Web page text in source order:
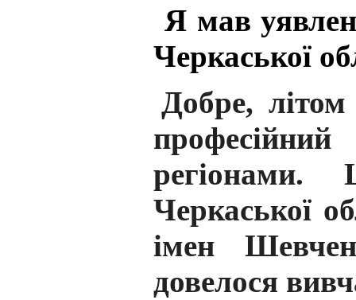
Я мав
Черкаської
Добре,
Черкаської
імен
довелося